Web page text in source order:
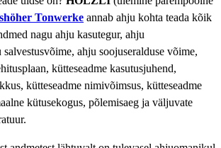
Tonwerke annab ahju kohta teada kõik
nagu ahju kasutegur, ahju
salvestusvõime, ahju soojuseralduse võime,
kütteseadme kasutusjuhend,
kütteseadme nimivõimsus, kütteseadme
kütusekogus, põlemisaeg ja väljuvate